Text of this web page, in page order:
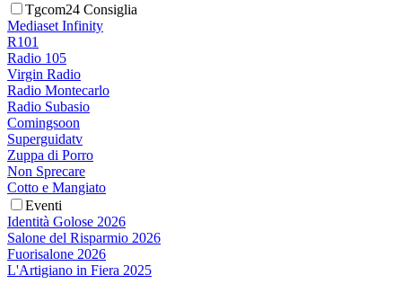
Tgcom24 Consiglia
Mediaset Infinity
R101
Radio 105
Virgin Radio
Radio Montecarlo
Radio Subasio
Comingsoon
Superguidatv
Zuppa di Porro
Non Sprecare
Cotto e Mangiato
Eventi
Identità Golose 2026
Salone del Risparmio 2026
Fuorisalone 2026
L'Artigiano in Fiera 2025